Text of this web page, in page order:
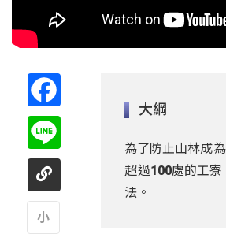
大綱
為了防止山林成
超過100處的工
法。